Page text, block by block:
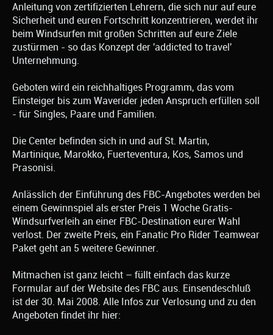
Anleitung von zertifizierten Lehrern, die sich nur auf eure
Sicherheit und euren Fortschritt konzentrieren, werdet ihr
beim Windsurfen mit großen Schritten auf eure Ziele
zustürmen - so das Konzept der 'addicted to travel'
Unternehmung.
Geboten wird ein reichhaltiges Programm, das vom
Einsteiger bis zum Waverider jeden Anspruch erfüllen soll
- für Singles, Paare und Familien.
Die Center befinden sich in und auf St. Martin,
Martinique, Marokko, Fuerteventura, Kos, Samos und
Prasonisi.
Anlässlich der Einführung des FBC-Angebotes werden bei
einem Gewinnspiel als erster Preis 1 Woche Gratis-
Windsurfverleih an einer FBC-Destination eurer Wahl
verlost. Der zweite Preis, ein Fanatic Pro Rider Teamwear
Paket geht an 5 weitere Gewinner.
Mitmachen ist ganz leicht – füllt einfach das kurze
Formular auf der Website des FBC aus. Einsendeschluß
ist der 30. Mai 2008. Alle Infos zur Verlosung und zu den
Angeboten findet ihr hier: